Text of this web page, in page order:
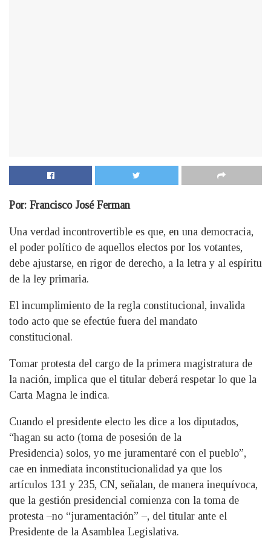
Por: Francisco José Ferman
Una verdad incontrovertible es que, en una democracia,
el poder político de aquellos electos por los votantes,
debe ajustarse, en rigor de derecho, a la letra y al espíritu
de la ley primaria.
El incumplimiento de la regla constitucional, invalida
todo acto que se efectúe fuera del mandato
constitucional.
Tomar protesta del cargo de la primera magistratura de
la nación, implica que el titular deberá respetar lo que la
Carta Magna le indica.
Cuando el presidente electo les dice a los diputados,
“hagan su acto (toma de posesión de la
Presidencia) solos, yo me juramentaré con el pueblo”,
cae en inmediata inconstitucionalidad ya que los
artículos 131 y 235, CN, señalan, de manera inequívoca,
que la gestión presidencial comienza con la toma de
protesta –no “juramentación” –, del titular ante el
Presidente de la Asamblea Legislativa.